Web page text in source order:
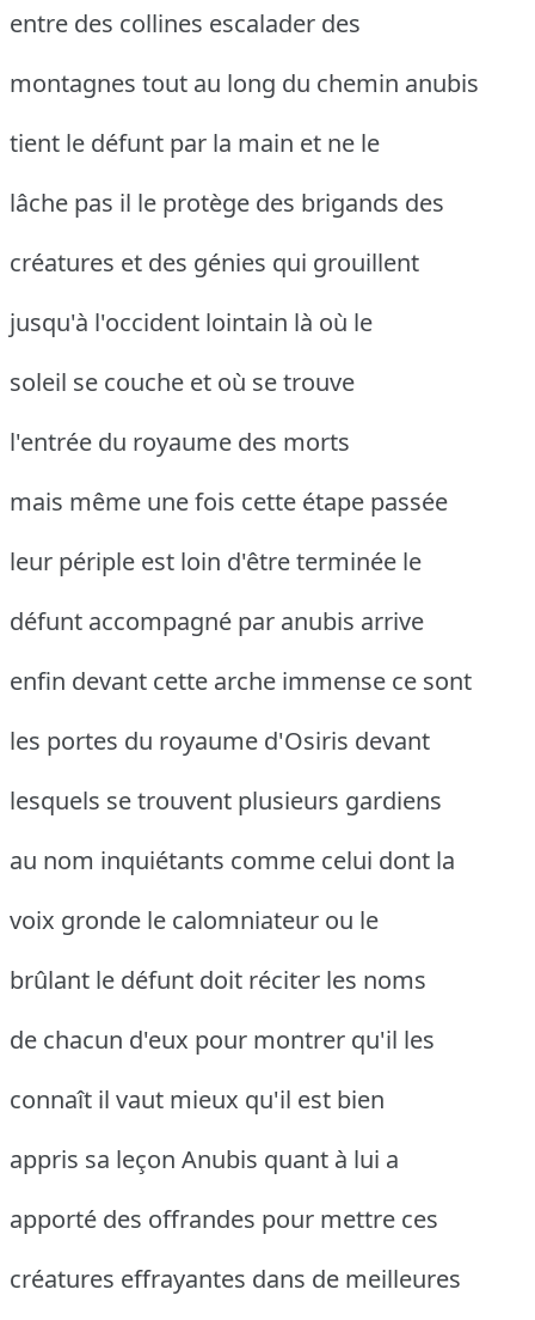
entre des collines escalader des
montagnes tout au long du chemin anubis
tient le défunt par la main et ne le
lâche pas il le protège des brigands des
créatures et des génies qui grouillent
jusqu'à l'occident lointain là où le
soleil se couche et où se trouve
l'entrée du royaume des morts
mais même une fois cette étape passée
leur périple est loin d'être terminée le
défunt accompagné par anubis arrive
enfin devant cette arche immense ce sont
les portes du royaume d'Osiris devant
lesquels se trouvent plusieurs gardiens
au nom inquiétants comme celui dont la
voix gronde le calomniateur ou le
brûlant le défunt doit réciter les noms
de chacun d'eux pour montrer qu'il les
connaît il vaut mieux qu'il est bien
appris sa leçon Anubis quant à lui a
apporté des offrandes pour mettre ces
créatures effrayantes dans de meilleures